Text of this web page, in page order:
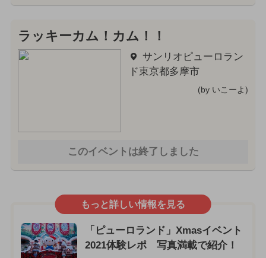
ラッキーカム！カム！！
サンリオピューロラン
ド東京都多摩市
(by いこーよ)
このイベントは終了しました
もっと詳しい情報を見る
「ピューロランド」Xmasイベント
2021体験レポ 写真満載で紹介！